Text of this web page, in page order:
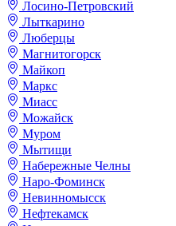
Лосино-Петровский
Лыткарино
Люберцы
Магнитогорск
Майкоп
Маркс
Миасс
Можайск
Муром
Мытищи
Набережные Челны
Наро-Фоминск
Невинномысск
Нефтекамск